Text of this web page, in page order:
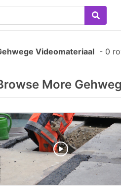
Videomateriaal - 0
More